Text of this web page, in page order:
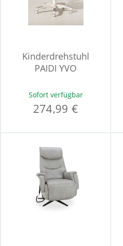
Kinderdrehstuhl
PAIDI YVO
Sofort verfügbar
274,99 €